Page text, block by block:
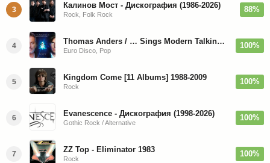
3 Калинов Мост - Дискография (1986-2026)
Rock, Folk Rock
88%
4 Thomas Anders / … Sings Modern Talking: The Best hi-res
Euro Disco, Pop
100%
5 Kingdom Come [11 Albums] 1988-2009
Rock
100%
6 Evanescence - Дискография (1998-2026)
Gothic Rock / Alternative
100%
7 ZZ Top - Eliminator 1983
Rock
100%